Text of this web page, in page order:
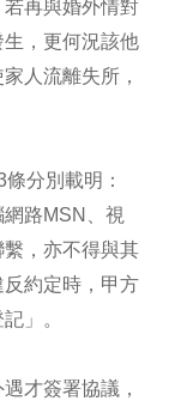
再與婚外情對
，更何況該他
人流離失所，
分別載明：
網路MSN、視
，亦不得與其
約定時，甲方
」。
才簽署協議，